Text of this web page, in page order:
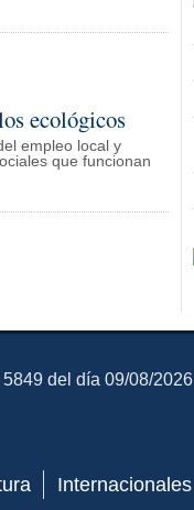
ecológicos
empleo local y
que funcionan
Diario
del día 09/08/2026
Internacionales